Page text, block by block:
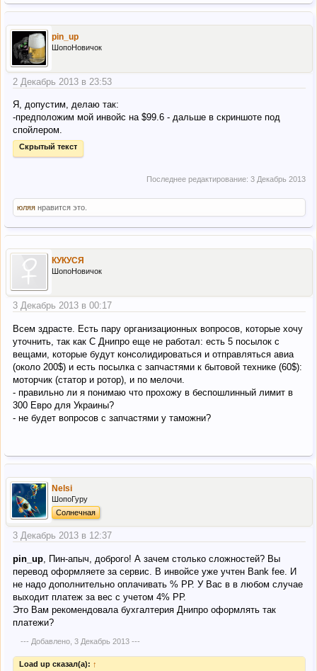
pin_up
ШопоНовичок
2 Декабрь 2013 в 23:53
Я, допустим, делаю так:
-предположим мой инвойс на $99.6 - дальше в скриншоте под
спойлером.
Скрытый текст
Последнее редактирование: 3 Декабрь 2013
юляя нравится это.
КУКУСЯ
ШопоНовичок
3 Декабрь 2013 в 00:17
Всем здрасте. Есть пару организационных вопросов, которые хочу
уточнить, так как С Днипро еще не работал: есть 5 посылок с
вещами, которые будут консолидироваться и отправляться авиа
(около 200$) и есть посылка с запчастями к бытовой технике (60$):
моторчик (статор и ротор), и по мелочи.
- правильно ли я понимаю что прохожу в беспошлинный лимит в
300 Евро для Украины?
- не будет вопросов с запчастями у таможни?
Nelsi
ШопоГуру
Солнечная
3 Декабрь 2013 в 12:37
pin_up , Пин-апыч, доброго! А зачем столько сложностей? Вы
перевод оформляете за сервис. В инвойсе уже учтен Bank fee. И
не надо дополнительно оплачивать % РР. У Вас в в любом случае
выходит платеж за вес с учетом 4% РР.
Это Вам рекомендовала бухгалтерия Днипро оформлять так
платежи?
--- Добавлено, 3 Декабрь 2013---
Load up сказал(а): ↑